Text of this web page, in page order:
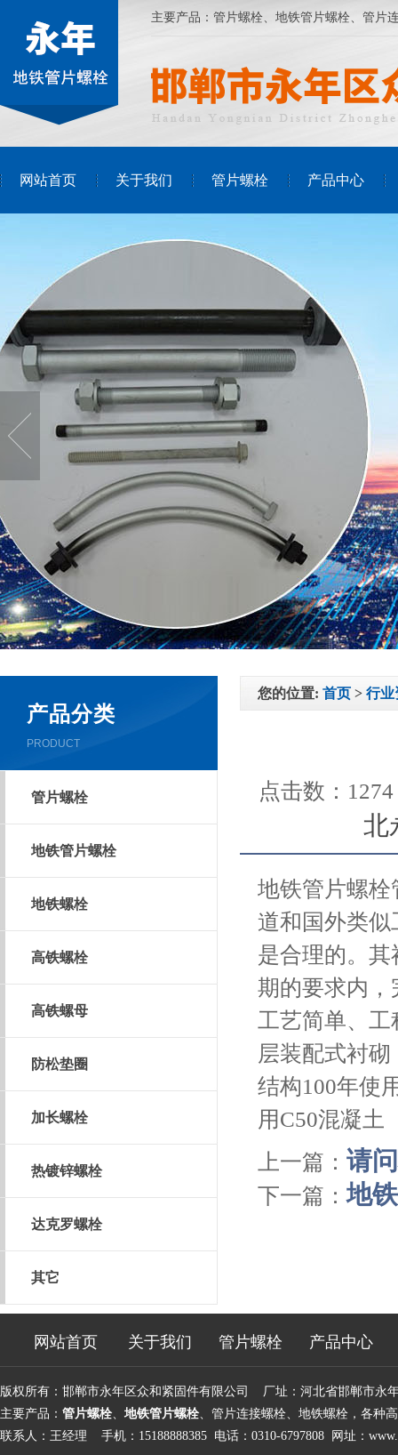
主要产品： 管片螺栓、 地铁管片螺栓、管片
网站首页 关于我们 管片螺栓 产品中心
产品分类
PRODUCT
管片螺栓
地铁管片螺栓
地铁螺栓
高铁螺栓
高铁螺母
防松垫圈
加长螺栓
热镀锌螺栓
达克罗螺栓
其它
您的位置: 首页 > 行业
点击数：1274
北
地铁管片螺
道和国外类
是合理的。
期的要求内
工艺简单、
层装配式衬
结构100年使
用C50混凝土
上一篇： 请
下一篇：地
网站首页 关于我们 管片螺栓 产品中心
版权所有：邯郸市永年区众和紧固件有限公司 厂址：河北省邯郸市
主要产品： 管片螺栓、 地铁管片螺栓、管片连接螺栓、地铁螺栓，各种
联系人：王经理 手机：15188888385 电话：0310-6797808 网址：